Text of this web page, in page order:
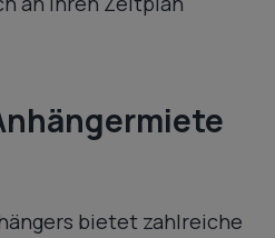
bietet zahlreiche